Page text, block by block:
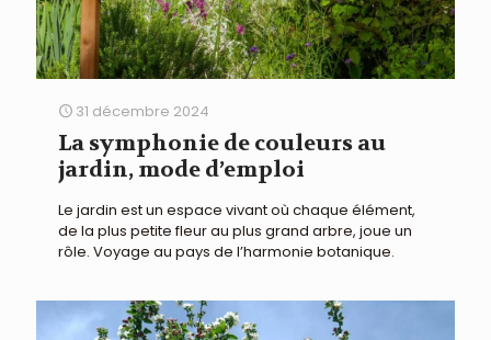
31 décembre 2024
La symphonie de couleurs au
jardin, mode d’emploi
Le jardin est un espace vivant où chaque élément,
de la plus petite fleur au plus grand arbre, joue un
rôle. Voyage au pays de l’harmonie botanique.